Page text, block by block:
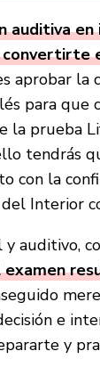
auditiva
aprobar la
para
la prueba
con la
Interior
y auditivo,
examen
e
y